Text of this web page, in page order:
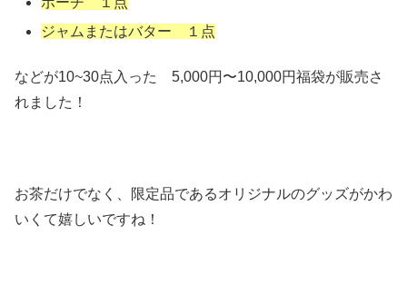
ジャムまたはバター １点
などが10~30点入った 5,000円〜10,000円福袋が販売さ
れました！
お茶だけでなく、限定品であるオリジナルのグッズがかわ
いくて嬉しいですね！